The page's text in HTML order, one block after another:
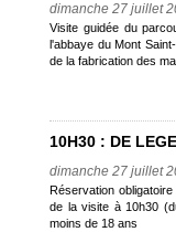
dimanche 27 juillet
Visite guidée du
l'abbaye du Mont
de la fabrication des
10H30 : DE
dimanche 27 juillet
Réservation
de la visite à 10h30
moins de 18 ans